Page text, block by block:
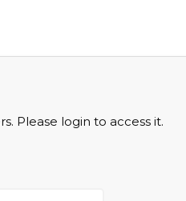
Please login to access it.